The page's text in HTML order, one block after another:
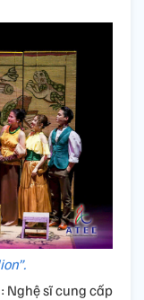
Nghệ sĩ cung cấp